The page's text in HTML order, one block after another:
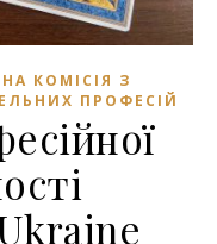
КОМІСІЯ З
ПРОФЕСІЙ